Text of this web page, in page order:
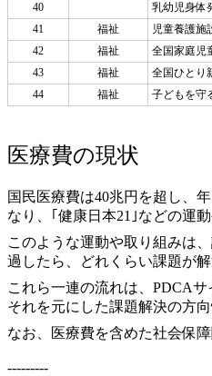
40
乳幼児身体
41
福祉 児童養護施
42
福祉 全国家庭児
43
福祉 全国ひとり
44
福祉 子どもを守
医療費の現状
国民医療費は40兆円を超し、
なり、｢健康日本21 ｣などの運
このような運動や取り組みは
過したら、どれくらい課題が
これら一連の流れは、PDCA
それを元にした課題解決の方
なお、医療費を含めた社会保
---------